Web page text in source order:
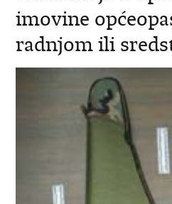
imovine
radnjom ili